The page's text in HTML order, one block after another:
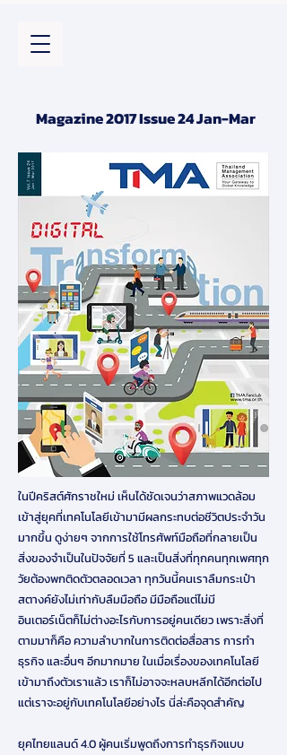
Magazine 2017 Issue 24 Jan-Mar
ในปีคริสต์ศักราชใหม่ เห็นได้ชัดเจนว่าสภาพแวดล้อม
เข้าสู่ยุคที่เทคโนโลยีเข้ามามีผลกระทบต่อชีวิตประจำวัน
มากขึ้น ดูง่ายๆ จากการใช้โทรศัพท์มือถือที่กลายเป็น
สิ่งของจำเป็นในปัจจัยที่ 5 และเป็นสิ่งที่ทุกคนทุกเพศทุก
วัยต้องพกติดตัวตลอดเวลา ทุกวันนี้คนเราลืมกระเป๋า
สตางค์ยังไม่เท่ากับลืมมือถือ มีมือถือแต่ไม่มี
อินเตอร์เน็ตก็ไม่ต่างอะไรกับการอยู่คนเดียว เพราะสิ่งที่
ตามมาก็คือ ความลำบากในการติดต่อสื่อสาร การทำ
ธุรกิจ และอื่นๆ อีกมากมาย ในเมื่อเรื่องของเทคโนโลยี
เข้ามาถึงตัวเราแล้ว เราก็ไม่อาจจะหลบหลีกได้อีกต่อไป
แต่เราจะอยู่กับเทคโนโลยีอย่างไร นี่ล่ะคือจุดสำคัญ
ยุคไทยแลนด์ 4.0 ผู้คนเริ่มพูดถึงการทำธุรกิจแบบ